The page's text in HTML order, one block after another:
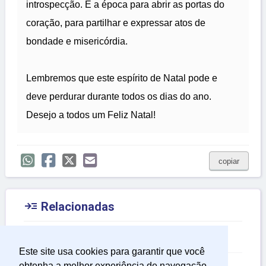
Este site usa cookies para garantir que você
introspecção. É a época para abrir as portas do
coração, para partilhar e expressar atos de
bondade e misericórdia.
Lembremos que este espírito de Natal pode e
deve perdurar durante todos os dias do ano.
Desejo a todos um Feliz Natal!
copiar
 Relacionadas